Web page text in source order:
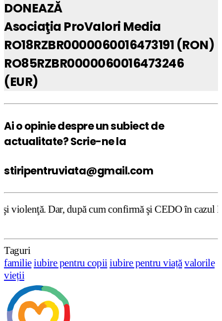
DONEAZĂ
Asociaţia ProValori Media
RO18RZBR0000060016473191 (RON)
RO85RZBR0000060016473246
(EUR)
Ai o opinie despre un subiect de
actualitate? Scrie-ne la
stiripentruviata@gmail.com
cum confirmă şi CEDO în cazul Handyside
Taguri
familieiubire pentru copiiiubire pentru viațăvalorile
vieții